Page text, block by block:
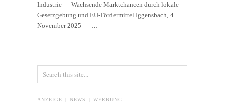
Industrie — Wachsende Marktchancen durch lokale
Gesetzgebung und EU-Fördermittel Iggensbach, 4.
November 2025 —-…
ANZEIGE | NEWS | WERBUNG